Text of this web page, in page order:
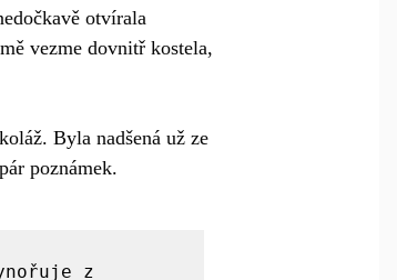
otvírala
vezme dovnitř kostela,
Byla nadšená už ze
poznámek.
z